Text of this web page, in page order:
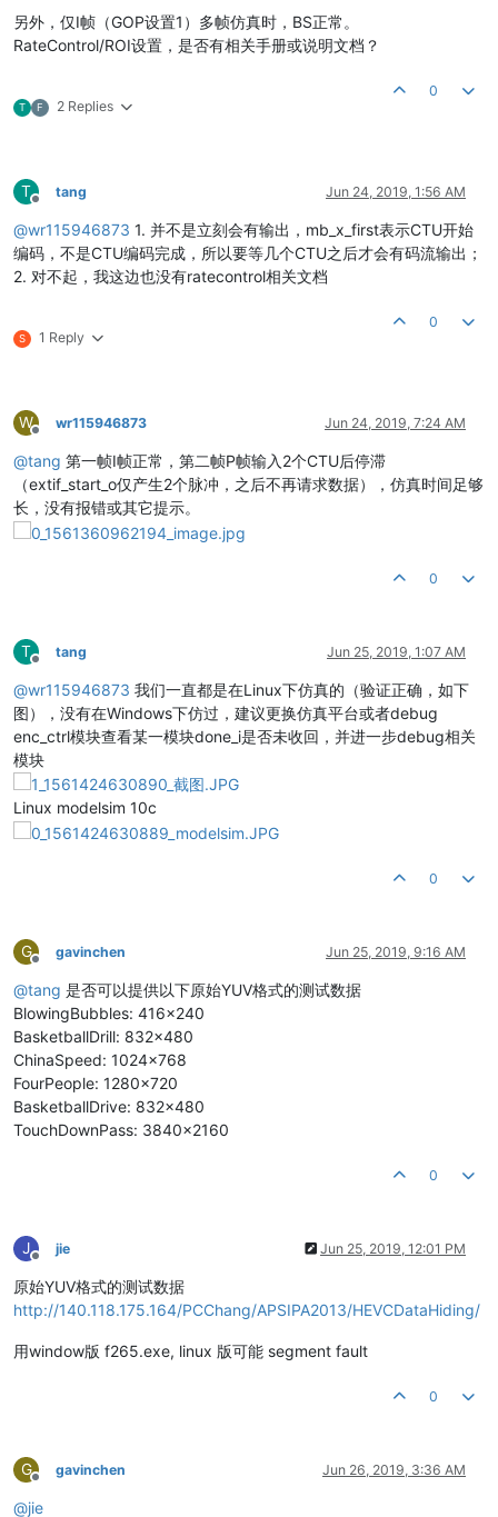
另外，仅I帧（GOP设置1）多帧仿真时，BS正常。
RateControl/ROI设置，是否有相关手册或说明文档？
T F 2 Replies
0
T
Offline
tang Jun 24, 2019, 1:56 AM
@wr115946873 1. 并不是立刻会有输出，mb_x_first表示CTU开始
编码，不是CTU编码完成，所以要等几个CTU之后才会有码流输出；
2. 对不起，我这边也没有ratecontrol相关文档
S 1 Reply
0
W
Offline
wr115946873 Jun 24, 2019, 7:24 AM
@tang 第一帧I帧正常，第二帧P帧输入2个CTU后停滞
（extif_start_o仅产生2个脉冲，之后不再请求数据），仿真时间足够
长，没有报错或其它提示。
0
T
Offline
tang Jun 25, 2019, 1:07 AM
@wr115946873 我们一直都是在Linux下仿真的（验证正确，如下
图），没有在Windows下仿过，建议更换仿真平台或者debug
enc_ctrl模块查看某一模块done_i是否未收回，并进一步debug相关
模块
Linux modelsim 10c
0
G
Offline
gavinchen Jun 25, 2019, 9:16 AM
@tang 是否可以提供以下原始YUV格式的测试数据
BlowingBubbles: 416x240
BasketballDrill: 832x480
ChinaSpeed: 1024x768
FourPeople: 1280x720
BasketballDrive: 832x480
TouchDownPass: 3840x2160
0
J
Offline
jie Jun 25, 2019, 12:01 PM
原始YUV格式的测试数据
http://140.118.175.164/PCChang/APSIPA2013/HEVCDataHiding/
用window版 f265.exe, linux 版可能 segment fault
0
G
Offline
gavinchen Jun 26, 2019, 3:36 AM
@jie